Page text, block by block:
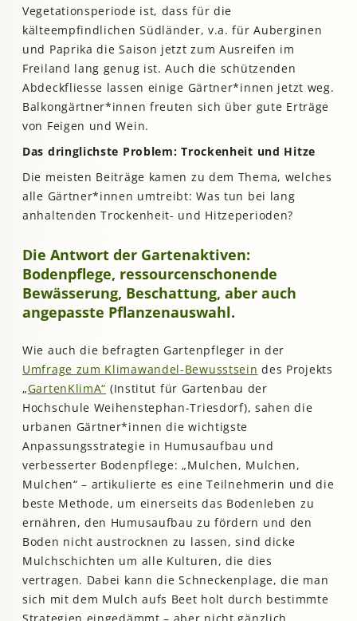
Vegetationsperiode ist, dass für die
kälteempfindlichen Südländer, v.a. für Auberginen
und Paprika die Saison jetzt zum Ausreifen im
Freiland lang genug ist. Auch die schützenden
Abdeckfliesse lassen einige Gärtner*innen jetzt weg.
Balkongärtner*innen freuten sich über gute Erträge
von Feigen und Wein.
Das dringlichste Problem: Trockenheit und Hitze
Die meisten Beiträge kamen zu dem Thema, welches
alle Gärtner*innen umtreibt: Was tun bei lang
anhaltenden Trockenheit- und Hitzeperioden?
Die Antwort der Gartenaktiven:
Bodenpflege, ressourcenschonende
Bewässerung, Beschattung, aber auch
angepasste Pflanzenauswahl.
Wie auch die befragten Gartenpfleger in der
Umfrage zum Klimawandel-Bewusstsein des Projekts
„GartenKlimA“ (Institut für Gartenbau der
Hochschule Weihenstephan-Triesdorf), sahen die
urbanen Gärtner*innen die wichtigste
Anpassungsstrategie in Humusaufbau und
verbesserter Bodenpflege: „Mulchen, Mulchen,
Mulchen“ – artikulierte es eine Teilnehmerin und die
beste Methode, um einerseits das Bodenleben zu
ernähren, den Humusaufbau zu fördern und den
Boden nicht austrocknen zu lassen, sind dicke
Mulchschichten um alle Kulturen, die dies
vertragen. Dabei kann die Schneckenplage, die man
sich mit dem Mulch aufs Beet holt durch bestimmte